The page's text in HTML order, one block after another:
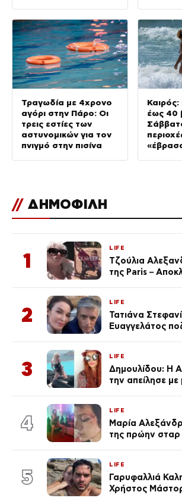
Τραγωδία με 4χρονο
αγόρι στην Πάρο: Οι
τρεις εστίες των
αστυνομικών για τον
πνιγμό στην πισίνα
έως 40
// ΔΗΜΟΦΙΛΗ
1
LIFE
Τζούλια
της Paris –
2
LIFE
Τατιάνα
Ευαγγελάτος
3
LIFE
Δημουλίδου: Η
την απείλησε με
ποια είσαι
4
LIFE
Μαρία
της πρώην σταρ
(Φωτογραφίες)
5
LIFE
Γαρυφαλλιά
Χρήστος